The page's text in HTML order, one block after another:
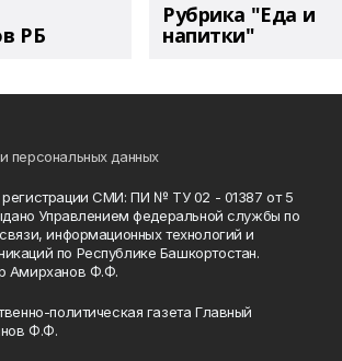
РБ
Рубрика "Еда и
напитки"
персональных данных
регистрации СМИ: ПИ № ТУ 02 - 01387 от 5
Управлением федеральной службы по
информационных технологий и
по Республике Башкортостан.
Амирханов Ф.Ф.
политическая газета Главный
Ф.Ф.